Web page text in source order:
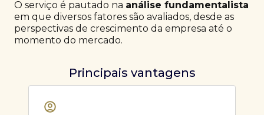
O serviço é pautado na análise fundamentalista
em que diversos fatores são avaliados, desde as
perspectivas de crescimento da empresa até o
momento do mercado.
Principais vantagens